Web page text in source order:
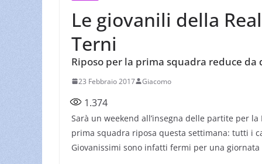
Le giovanili della
Terni
Riposo per la prima squadra reduce
23 Febbraio 2017 Giacomo
1.374
Sarà un weekend all’insegna delle partite per
prima squadra riposa questa settimana: tutti i
Giovanissimi sono infatti fermi per una